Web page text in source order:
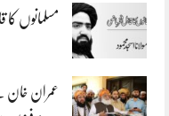
مسلمانوں کا
عمران خان